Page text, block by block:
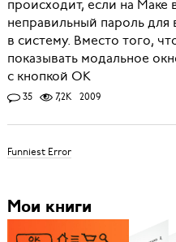
происходит, если на Маке
неправильный пароль для
в систему. Вместо того,
показывать модальное
с кнопкой OK
35 7,2K 2009
Funniest Error
Мои книги